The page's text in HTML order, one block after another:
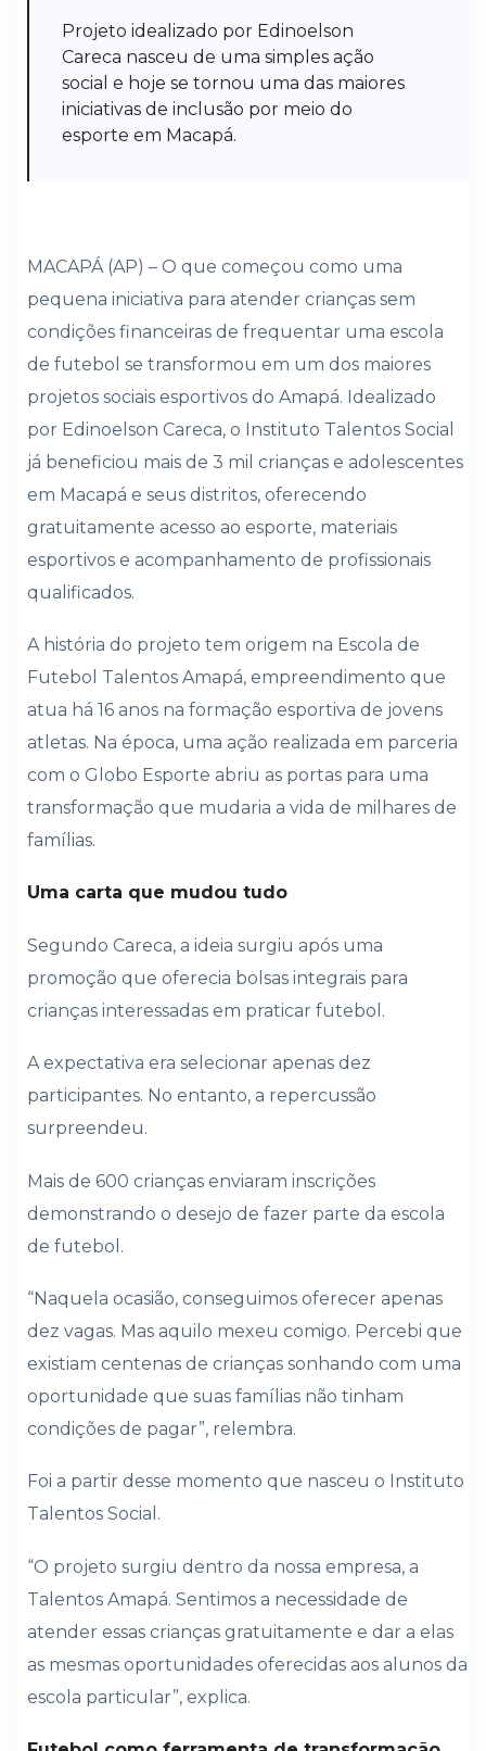
Projeto idealizado por Edinoelson
Careca nasceu de uma simples ação
social e hoje se tornou uma das maiores
iniciativas de inclusão por meio do
esporte em Macapá.
MACAPÁ (AP) – O que começou como uma
pequena iniciativa para atender crianças sem
condições financeiras de frequentar uma escola
de futebol se transformou em um dos maiores
projetos sociais esportivos do Amapá. Idealizado
por Edinoelson Careca, o Instituto Talentos Social
já beneficiou mais de 3 mil crianças e adolescentes
em Macapá e seus distritos, oferecendo
gratuitamente acesso ao esporte, materiais
esportivos e acompanhamento de profissionais
qualificados.
A história do projeto tem origem na Escola de
Futebol Talentos Amapá, empreendimento que
atua há 16 anos na formação esportiva de jovens
atletas. Na época, uma ação realizada em parceria
com o Globo Esporte abriu as portas para uma
transformação que mudaria a vida de milhares de
famílias.
Uma carta que mudou tudo
Segundo Careca, a ideia surgiu após uma
promoção que oferecia bolsas integrais para
crianças interessadas em praticar futebol.
A expectativa era selecionar apenas dez
participantes. No entanto, a repercussão
surpreendeu.
Mais de 600 crianças enviaram inscrições
demonstrando o desejo de fazer parte da escola
de futebol.
“Naquela ocasião, conseguimos oferecer apenas
dez vagas. Mas aquilo mexeu comigo. Percebi que
existiam centenas de crianças sonhando com uma
oportunidade que suas famílias não tinham
condições de pagar”, relembra.
Foi a partir desse momento que nasceu o Instituto
Talentos Social.
“O projeto surgiu dentro da nossa empresa, a
Talentos Amapá. Sentimos a necessidade de
atender essas crianças gratuitamente e dar a elas
as mesmas oportunidades oferecidas aos alunos da
escola particular”, explica.